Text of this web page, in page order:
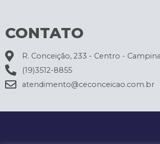
CONTATO
R. Conceição, 233 - Centro -
(19)3512-8855
atendimento@ceconceicao.com.br